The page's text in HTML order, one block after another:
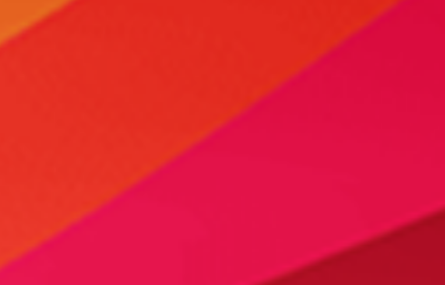
信任我们是合作的前提！
您需要我们为您提供网站建设
请留下您的建站需求及联系方式，我们将在24小时内与您取得